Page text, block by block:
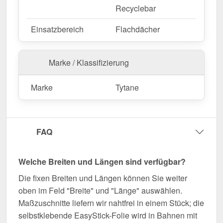
Recyclebar
Einsatzbereich
Flachdächer
Marke / Klassifizierung
Marke Tytane
FAQ
Welche Breiten und Längen sind verfügbar?
Die fixen Breiten und Längen können Sie weiter
oben im Feld "Breite" und "Länge" auswählen.
Maßzuschnitte liefern wir nahtfrei in einem Stück; die
selbstklebende EasyStick-Folie wird in Bahnen mit